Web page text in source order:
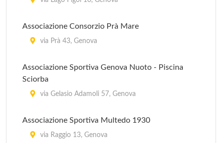
Associazione Pleine Forme
Associazione Sportiva Body Mind
piazza Alessi Galeazzo 2, Genova
Associazione Consorzio Prà Mare
via Prà 43, Genova
Associazione Sportiva Genova Nuoto - Piscina
Sciorba
via Gelasio Adamoli 57, Genova
Associazione Sportiva Multedo 1930
via Raggio 13, Genova